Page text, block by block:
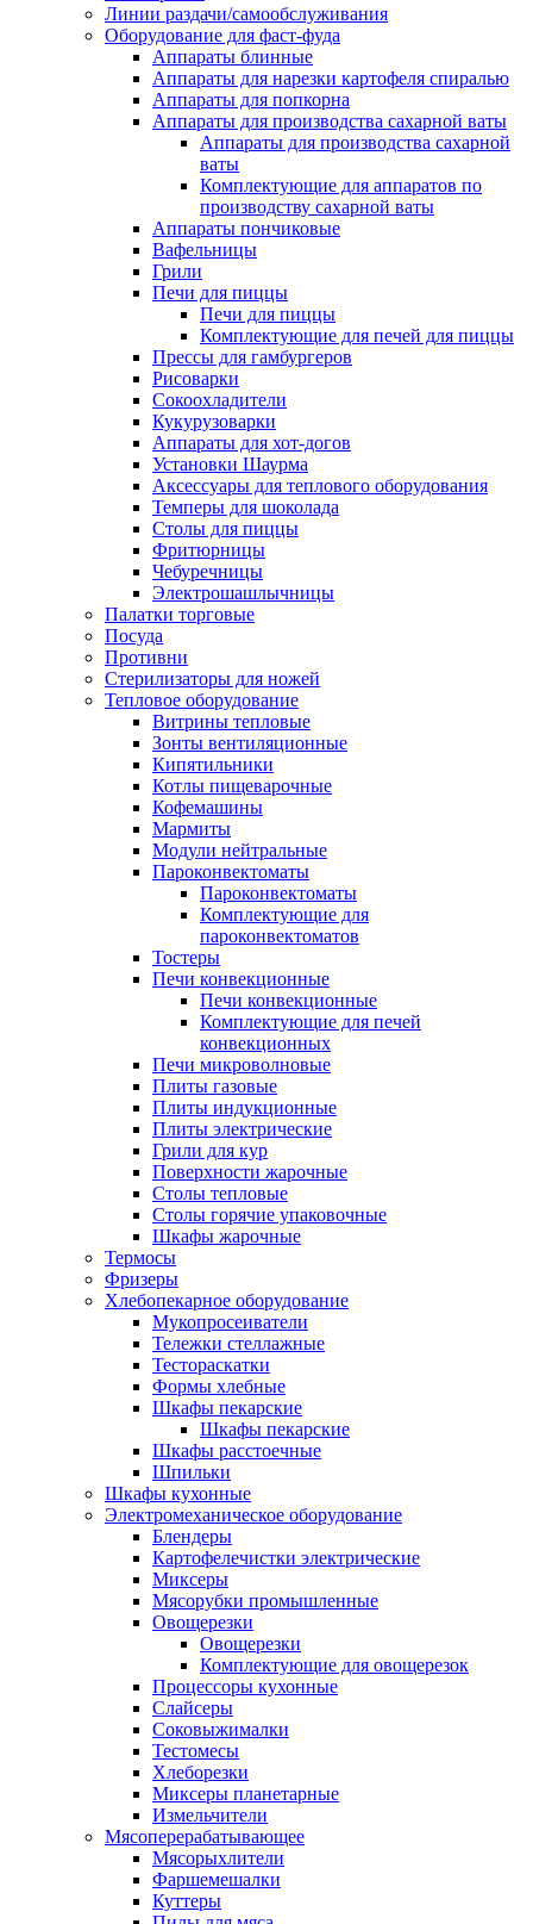
Линии раздачи/самообслуживания
Оборудование для фаст-фуда
Аппараты блинные
Аппараты для нарезки картофеля спиралью
Аппараты для попкорна
Аппараты для производства сахарной ваты
Аппараты для производства сахарной
ваты
Комплектующие для аппаратов по
производству сахарной ваты
Аппараты пончиковые
Вафельницы
Грили
Печи для пиццы
Печи для пиццы
Комплектующие для печей для пиццы
Прессы для гамбургеров
Рисоварки
Сокоохладители
Кукурузоварки
Аппараты для хот-догов
Установки Шаурма
Аксессуары для теплового оборудования
Темперы для шоколада
Столы для пиццы
Фритюрницы
Чебуречницы
Электрошашлычницы
Палатки торговые
Посуда
Противни
Стерилизаторы для ножей
Тепловое оборудование
Витрины тепловые
Зонты вентиляционные
Кипятильники
Котлы пищеварочные
Кофемашины
Мармиты
Модули нейтральные
Пароконвектоматы
Пароконвектоматы
Комплектующие для
пароконвектоматов
Тостеры
Печи конвекционные
Печи конвекционные
Комплектующие для печей
конвекционных
Печи микроволновые
Плиты газовые
Плиты индукционные
Плиты электрические
Грили для кур
Поверхности жарочные
Столы тепловые
Столы горячие упаковочные
Шкафы жарочные
Термосы
Фризеры
Хлебопекарное оборудование
Мукопросеиватели
Тележки стеллажные
Тестораскатки
Формы хлебные
Шкафы пекарские
Шкафы пекарские
Шкафы расстоечные
Шпильки
Шкафы кухонные
Электромеханическое оборудование
Блендеры
Картофелечистки электрические
Миксеры
Мясорубки промышленные
Овощерезки
Овощерезки
Комплектующие для овощерезок
Процессоры кухонные
Слайсеры
Соковыжималки
Тестомесы
Хлеборезки
Миксеры планетарные
Измельчители
Мясоперерабатывающее
Мясорыхлители
Фаршемешалки
Куттеры